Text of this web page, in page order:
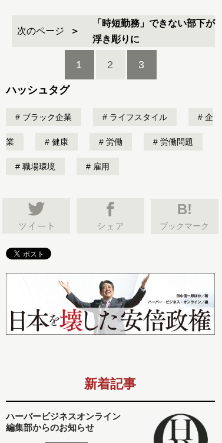
次のページ
「時短勤務」できない部下が
浮き彫りに
1 2 3
ハッシュタグ
ブラック企業 ライフスタイル 企
業 健康 労働 労働問題
職場環境 雇用
B!
ブックマーク
新着記事
ハーバービジネスオンライン
編集部からのお知らせ